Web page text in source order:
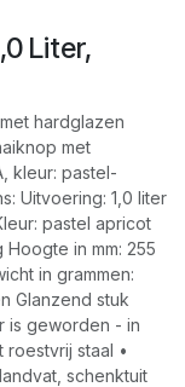
Liter,
hardglazen
met
kleur: pastel-
Uitvoering: 1,0 liter
pastel apricot
in mm: 255
in grammen:
Glanzend stuk
is geworden - in
roestvrij staal •
schenktuit